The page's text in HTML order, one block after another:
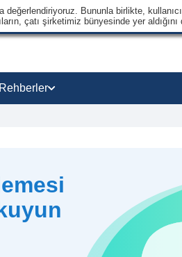
değerlendiriyoruz. Bununla birlikte,
çatı şirketimiz bünyesinde yer
Rehberler